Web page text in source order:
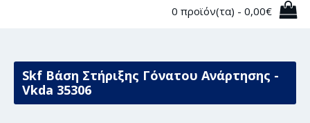
0 προϊόν(τα) - 0,00€
Skf Βάση Στήριξης Γόνατου Ανάρτησης -
Vkda 35306